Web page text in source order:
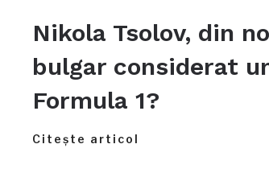
Nikola Tsolov, din
bulgar considerat
Formula 1?
Citește articol